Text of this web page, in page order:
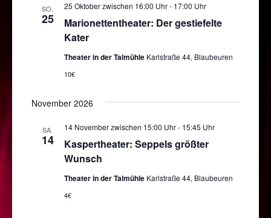
SO.
25
Marionettentheater: Der gestiefelte
Kater
25 Oktober zwischen 16:00 Uhr- 17:00 Uhr
Theater in der Talmühle Karlstraße 44, Blaubeuren
10€
November 2026
SA.
14
Kaspertheater: Seppels größter
Wunsch
14 November zwischen 15:00 Uhr- 15:45 Uhr
Theater in der Talmühle Karlstraße 44, Blaubeuren
4€